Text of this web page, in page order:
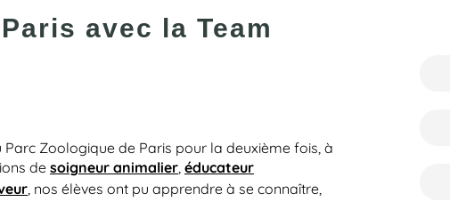
avec la Team
Zoologique de Paris pour la deuxième fois, à
desoigneur animalier éducateur
, nos élèves ont pu apprendre à se connaître,